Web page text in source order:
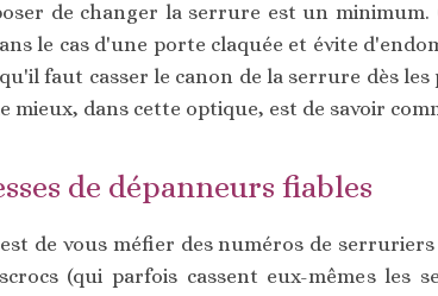
de changer la serrure est un
le cas d'une porte claquée et évite
faut casser le canon de la serrure dès
dans cette optique, est de savoir
de dépanneurs fiables
de vous méfier des numéros de
(qui parfois cassent eux-mêmes les